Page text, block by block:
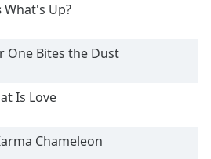
What's Up?
One Bites the Dust
Is Love
Chameleon